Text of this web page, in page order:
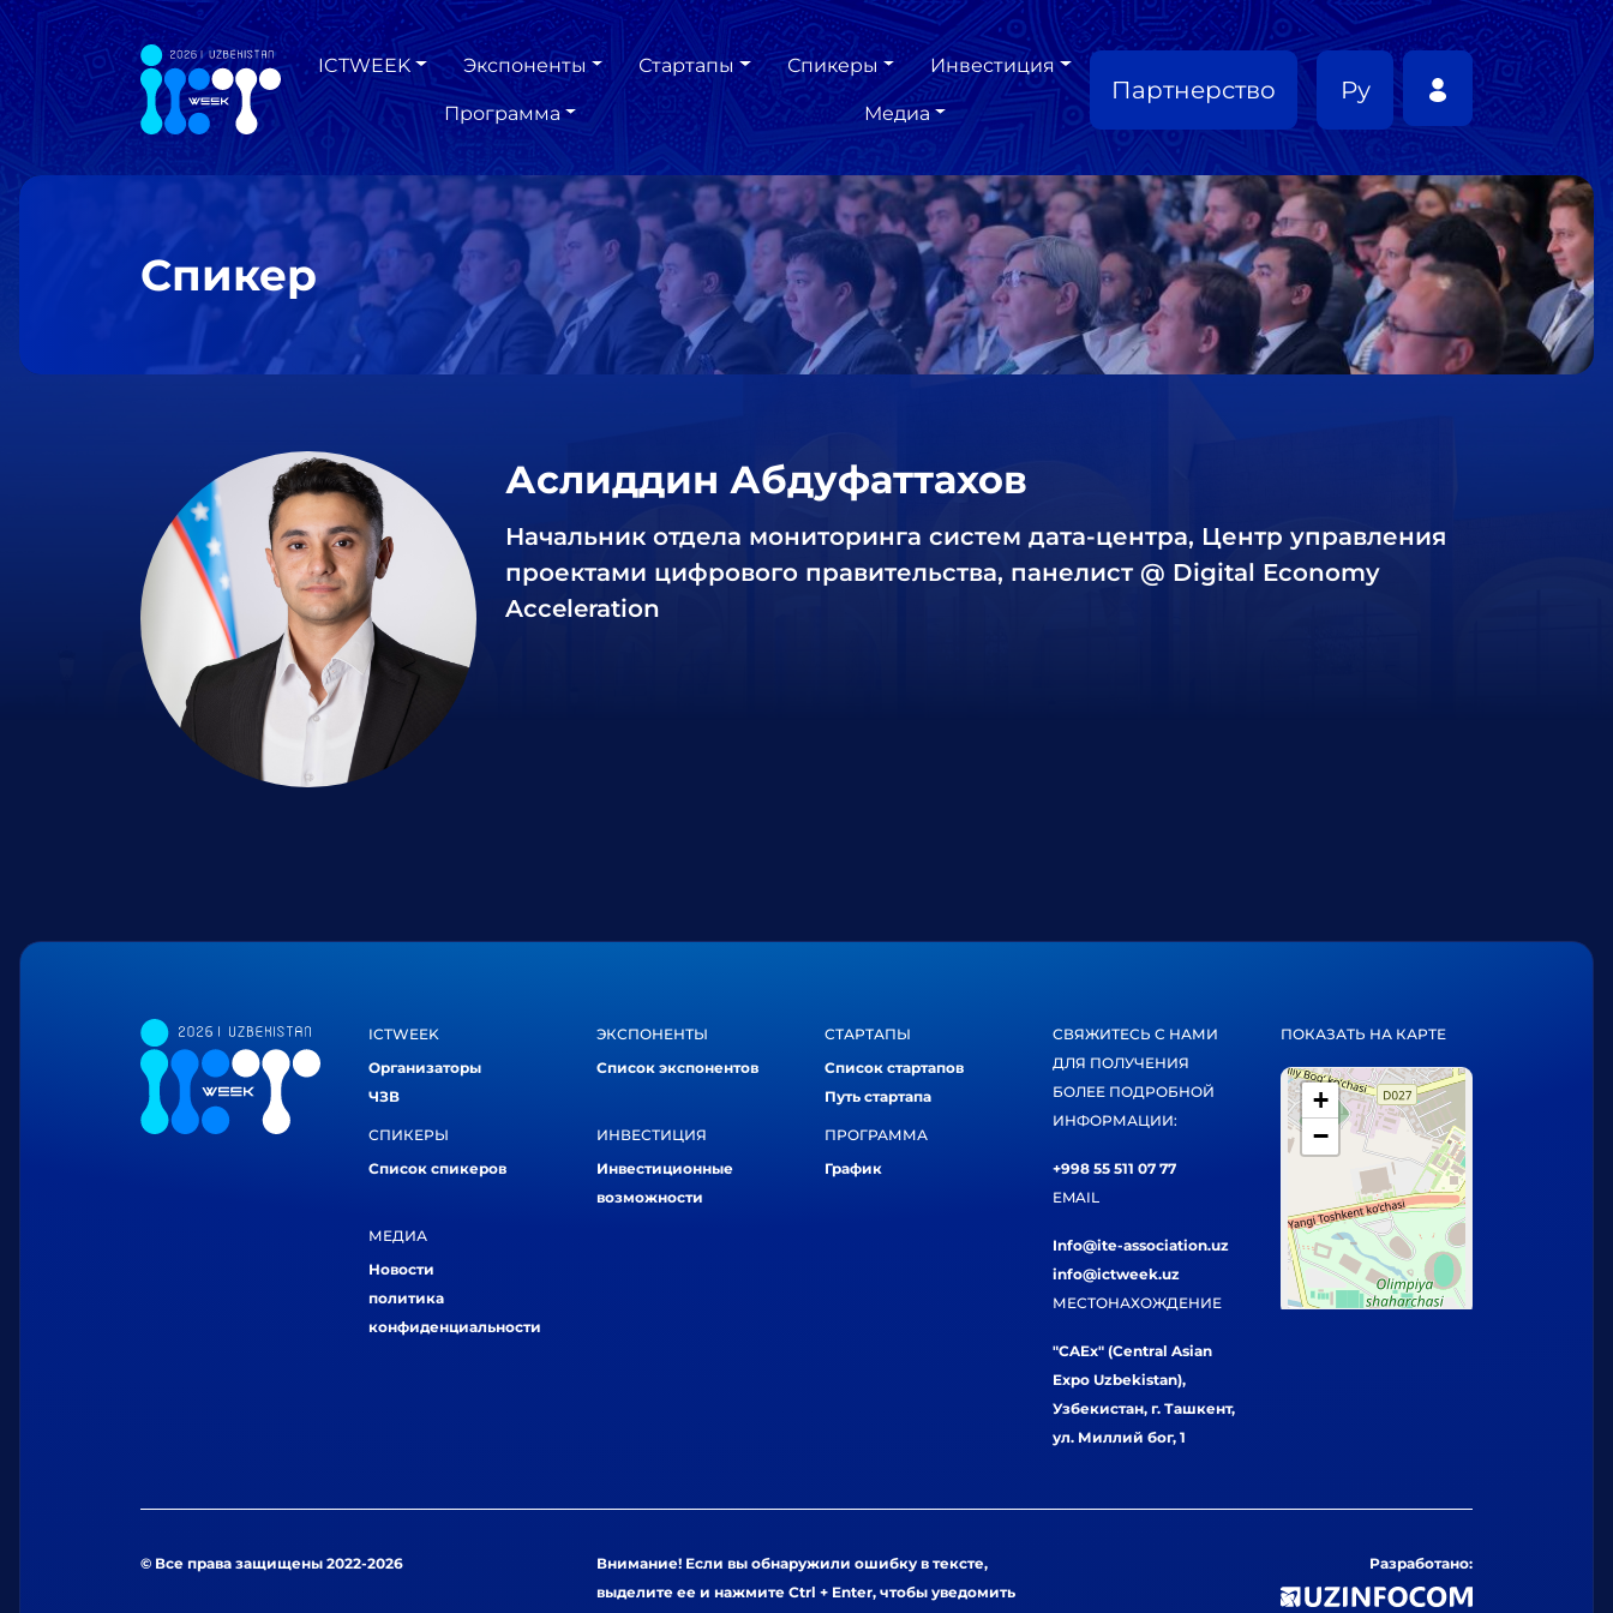
ICTWEEK Экспоненты Стартапы Спикеры Инвестиция
Программа Медиа
Партнерство Ру
Спикер
Аслиддин Абдуфаттахов
Начальник отдела мониторинга систем дата-центра, Центр управления
проектами цифрового правительства, панелист @ Digital Economy
Acceleration
ICTWEEK
Организаторы
ЧЗВ
ЭКСПОНЕНТЫ
Список экспонентов
СТАРТАПЫ
Список стартапов
Путь стартапа
СПИКЕРЫ
Список спикеров
ИНВЕСТИЦИЯ
Инвестиционные
возможности
ПРОГРАММА
График
МЕДИА
Новости
политика
конфиденциальности
СВЯЖИТЕСЬ С НАМИ
ДЛЯ ПОЛУЧЕНИЯ
БОЛЕЕ ПОДРОБНОЙ
ИНФОРМАЦИИ:
+998 55 511 07 77
EMAIL
Info@ite-association.uz
info@ictweek.uz
МЕСТОНАХОЖДЕНИЕ
"CAEx" (Central Asian
Expo Uzbekistan),
Узбекистан, г. Ташкент,
ул. Миллий бог, 1
ПОКАЗАТЬ НА КАРТЕ
+
−
© Все права защищены 2022-2026
Внимание! Если вы обнаружили ошибку в тексте,
выделите ее и нажмите Ctrl + Enter, чтобы уведомить
Разработано: